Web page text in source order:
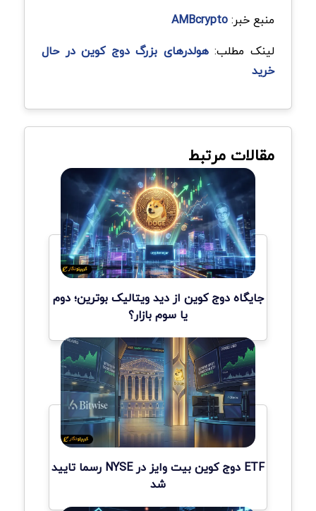
منبع خبر:AMBcrypto
لینک مطلب:هولدرهای بزرگ دوج کوین در حال
خرید
مقالات مرتبط
جایگاه دوج کوین از دید ویتالیک بوترین؛ دوم
یا سوم بازار؟
ETF دوج کوین بیت وایز در NYSE رسما تایید
شد